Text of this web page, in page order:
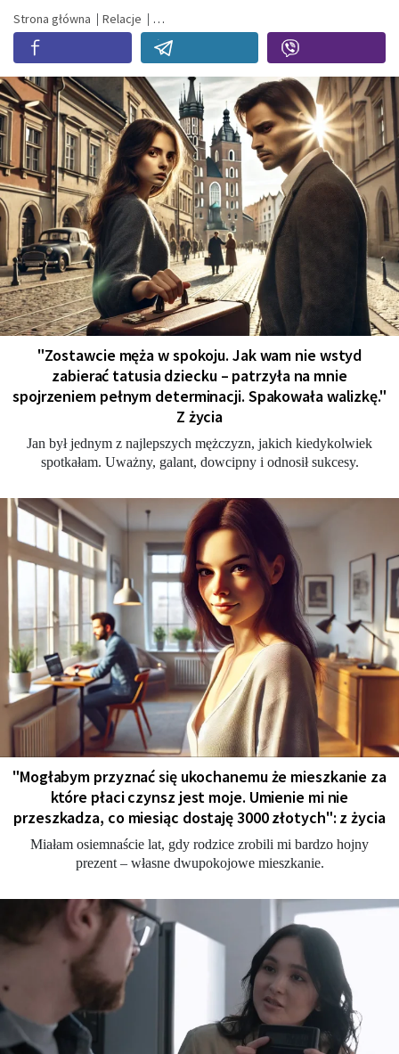
Strona główna Relacje
"Zostawcie męża w spokoju. Jak wam nie wstyd
zabierać tatusia dziecku – patrzyła na mnie
spojrzeniem pełnym determinacji. Spakowała walizkę."
Z życia
Jan był jednym z najlepszych mężczyzn, jakich kiedykolwiek
spotkałam. Uważny, galant, dowcipny i odnosił sukcesy.
"Мogłabym przyznać się ukochanemu że mieszkanie za
które płaci czynsz jest moje. Umienie mi nie
przeszkadza, co miesiąc dostaję 3000 złotych": z życia
Miałam osiemnaście lat, gdy rodzice zrobili mi bardzo hojny
prezent – własne dwupokojowe mieszkanie.